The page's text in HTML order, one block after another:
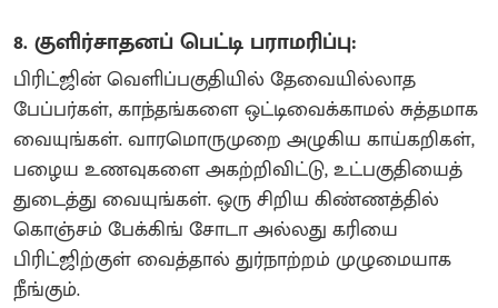
8. குளிர்சாதனப் பெட்டி பராமரிப்பு:
பிரிட்ஜின் வெளிப்பகுதியில் தேவையில்லாத
பேப்பர்கள், காந்தங்களை ஒட்டிவைக்காமல் சுத்தமாக
வையுங்கள். வாரமொருமுறை அழுகிய காய்கறிகள்,
பழைய உணவுகளை அகற்றிவிட்டு, உட்பகுதியைத்
துடைத்து வையுங்கள். ஒரு சிறிய கிண்ணத்தில்
கொஞ்சம் பேக்கிங் சோடா அல்லது கரியை
பிரிட்ஜிற்குள் வைத்தால் துர்நாற்றம் முழுமையாக
நீங்கும்.